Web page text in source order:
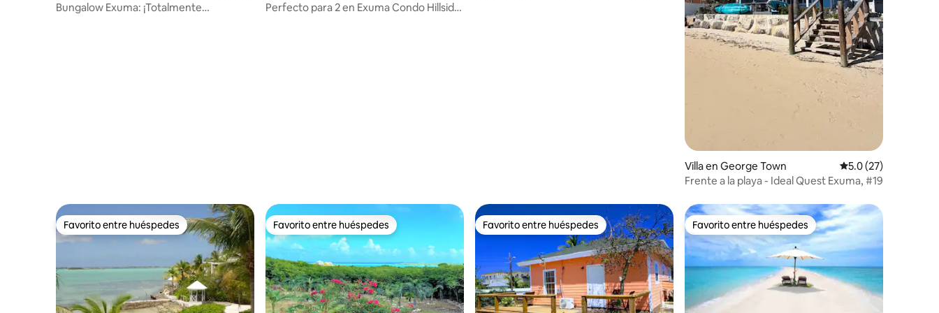
Bungalow Exuma: ¡Totalmente
Perfecto para 2 en Exuma Condo Hillside
Villa en George Town Calificación
5.0 (27)
Frente a la playa - Ideal Quest Exuma, #19
Favorito entre huéspedes
Favorito entre huéspedes Favorito entre huéspedes
Favorito entre huéspedes Favorito entre huéspedes
Favorito entre huéspedes Favorito entre huéspedes
Favorito entre huéspedes